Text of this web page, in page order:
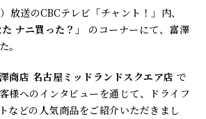
放送のCBCテレビ「チャント！」内、
ナニ買った？」
のコーナーにて、富澤
。
商店 名古屋ミッドランドスクエア店 で
様へのインタビューを通じて、ドライフ
などの人気商品をご紹介いただきまし